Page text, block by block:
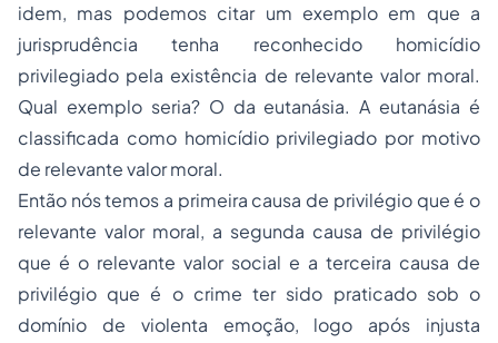
idem, mas podemos citar um exemplo em que a
jurisprudência tenha reconhecido homicídio
privilegiado pela existência de relevante valor moral.
Qual exemplo seria? O da eutanásia. A eutanásia é
classificada como homicídio privilegiado por motivo
de relevante valor moral.
Então nós temos a primeira causa de privilégio que é o
relevante valor moral, a segunda causa de privilégio
que é o relevante valor social e a terceira causa de
privilégio que é o crime ter sido praticado sob o
domínio de violenta emoção, logo após injusta